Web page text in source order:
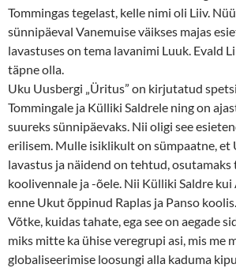
Tommingas tegelast, kelle nimi oli Liiv.
sünnipäeval Vanemuise väikses majas
lavastuses on tema lavanimi Luuk. Evald
täpne olla.
Uku Uusbergi „Üritus” on kirjutatud
Tommingale ja Külliki Saldrele ning on
suureks sünnipäevaks. Nii oligi see
erilisem. Mulle isiklikult on sümpaatne, et
lavastus ja näidend on tehtud, osutamaks
koolivennale ja -õele. Nii Külliki Saldre kui
enne Ukut õppinud Raplas ja Panso koolis.
Võtke, kuidas tahate, ega see on aegade
miks mitte ka ühise veregrupi asi, mis me
globaliseerimise loosungi alla kaduma